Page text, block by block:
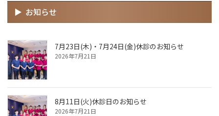
お知らせ
7月23日(木)・7月24日(金)休診のお知らせ
2026年7月21日
8月11日(火)休診日のお知らせ
2026年7月21日